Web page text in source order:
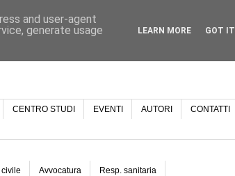
CENTRO STUDI EVENTI AUTORI CONTATTI
civile Avvocatura Resp. sanitaria
and user-agent
generate usage
LEARN MORE GOT IT